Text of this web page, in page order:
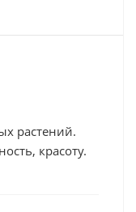
растений.
красоту.
долгий